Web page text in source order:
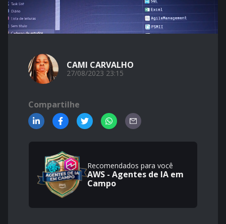
CAMI CARVALHO
27/08/2023 23:15
Compartilhe
Recomendados para você
AWS - Agentes de IA em
Campo